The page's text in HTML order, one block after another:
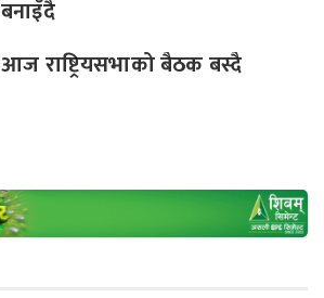
बनाइँदै
आज राष्ट्रियसभाको बैठक बस्दै